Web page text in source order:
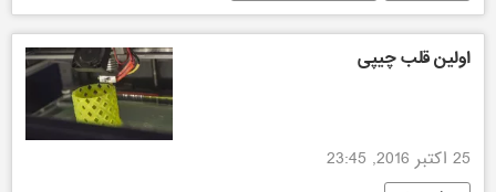
اولین قلب چیپی
25 اکتبر 2016, 23:45